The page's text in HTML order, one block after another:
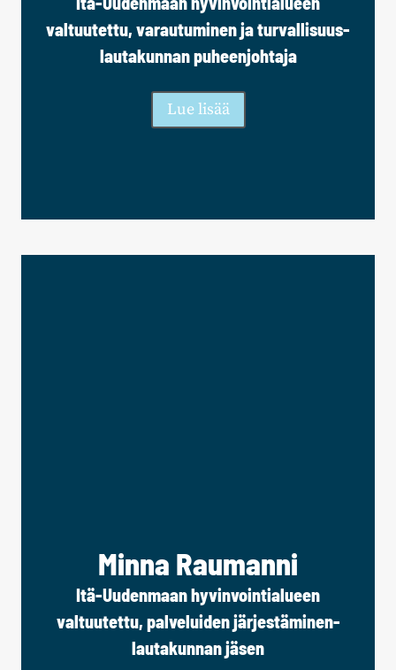
valtuutettu, varautuminen ja turvallisuus-
lautakunnan puheenjohtaja
Lue lisää
Minna Raumanni
Itä-Uudenmaan hyvinvointialueen
valtuutettu, palveluiden järjestäminen-
lautakunnan jäsen